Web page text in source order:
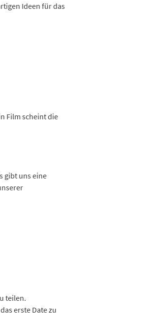
Ideen für das
Film scheint die
gibt uns eine
teilen.
erste Date zu